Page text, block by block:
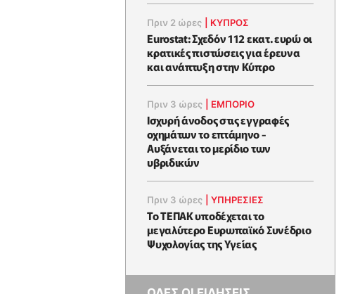
Πριν 2 ώρες ΚΥΠΡΟΣ
Eurostat: Σχεδόν 112 εκατ. ευρώ οι
κρατικές πιστώσεις για έρευνα
και ανάπτυξη στην Κύπρο
Πριν 3 ώρες ΕΜΠΟΡΙΟ
Ισχυρή άνοδος στις εγγραφές
οχημάτων το επτάμηνο -
Αυξάνεται το μερίδιο των
υβριδικών
Πριν 3 ώρες |ΥΠΗΡΕΣΙΕΣ
Το ΤΕΠΑΚ υποδέχεται το
μεγαλύτερο Ευρωπαϊκό Συνέδριο
Ψυχολογίας της Υγείας